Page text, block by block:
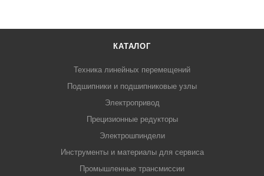
КАТАЛОГ
Техника линейных перемещений
Подшипники и подшипниковые узлы
Электропривод
Прецизионные редукторы
Электрошпиндели
Инструменты и материалы для сервиса
Промышленные трансмиссии